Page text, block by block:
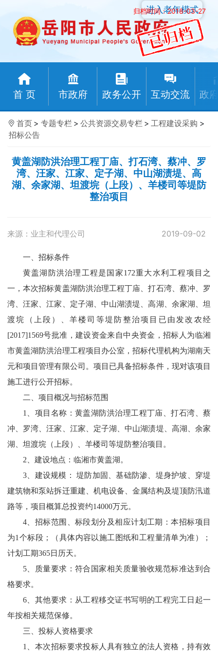
归档时间：2018-03-27
首 页 市政府 政务公开 互动交流 政
进入老年模式
首页 > 专题专栏 > 公共资源交易专栏 > 工程建设采购 >
招标公告
黄盖湖防洪治理工程丁庙、打石湾、蔡冲、罗
湾、汪家、江家、定子湖、中山湖渍堤、高
湖、余家湖、坦渡垸（上段）、羊楼司等堤防
整治项目
来源：业主和代理公司 2019-09-02
一、招标条件
黄盖湖防洪治理工程是国家172重大水利工程项目之
一，本次招标黄盖湖防洪治理工程丁庙、打石湾、蔡冲、罗
湾、汪家、江家、定子湖、中山湖渍堤、高湖、余家湖、坦
渡垸（上段）、羊楼司等堤防整治项目已由发改农经
[2017]1569号批准，建设资金来自中央资金，招标人为临湘
市黄盖湖防洪治理工程项目办公室，招标代理机构为湖南天
元和项目管理有限公司。项目已具备招标条件，现对该项目
施工进行公开招标。
二、项目概况与招标范围
1、项目名称：黄盖湖防洪治理工程丁庙、打石湾、蔡
冲、罗湾、汪家、江家、定子湖、中山湖渍堤、高湖、余家
湖、坦渡垸（上段）、羊楼司等堤防整治项目。
2、建设地点：临湘市黄盖湖。
3、建设规模： 堤防加固、基础防渗、堤身护坡、穿堤
建筑物和泵站拆迁重建、机电设备、金属结构及堤顶防汛道
路等，项目概算总投资约14000万元。
4、招标范围、标段划分及相应计划工期：本招标项目
为1个标段；（具体内容以施工图纸和工程量清单为准）；
计划工期365日历天。
5、质量要求：符合国家相关质量验收规范标准达到合
格要求。
6、其他要求：从工程移交证书写明的工程完工日起一
年按相关规范保修。
三、投标人资格要求
1、本次招标要求投标人具有独立的法人资格，持有效